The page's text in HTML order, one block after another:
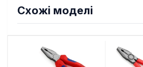
Схожі моделі